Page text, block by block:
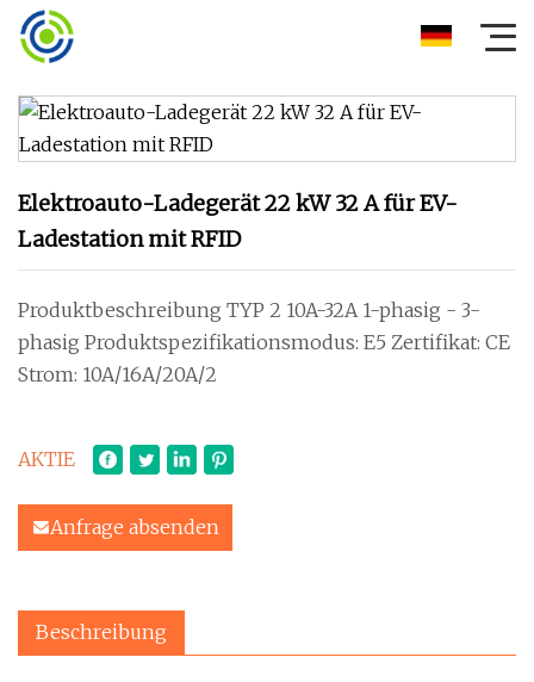
Elektroauto-Ladegerät 22 kW 32 A für EV-
Ladestation mit RFID
Produktbeschreibung TYP 2 10A-32A 1-phasig - 3-
phasig Produktspezifikationsmodus: E5 Zertifikat: CE
Strom: 10A/16A/20A/2
AKTIE
Anfrage absenden
Beschreibung